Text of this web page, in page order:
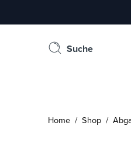
Suche
Home / Shop /